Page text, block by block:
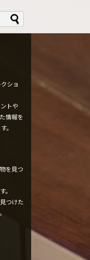
ショ
トや
情報を
。
を見つ
。
つけた